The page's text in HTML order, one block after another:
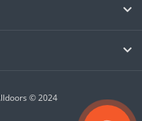
© 2024